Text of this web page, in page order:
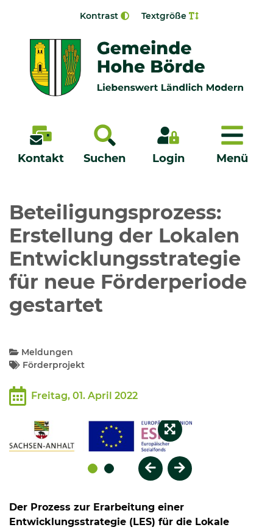
Kontrast Textgröße
Kontakt Suchen Login Menü
Menü
Bürgerservice - Onlinedienste
Neuigkeiten
Kommunalpolitik
Bildung und Soziales
Wirtschaft, Bauen, Verkehr
Tourismus, Freizeit, Dorfleben
Ehrenamt und Engagement
Beteiligungsprozess:
Erstellung der Lokalen
Entwicklungsstrategie
für neue Förderperiode
gestartet
Meldungen
Förderprojekt
Freitag, 01. April 2022
Vorheriges Element
Nächstes Element
Der Prozess zur Erarbeitung einer
Entwicklungsstrategie (LES) für die Lokale